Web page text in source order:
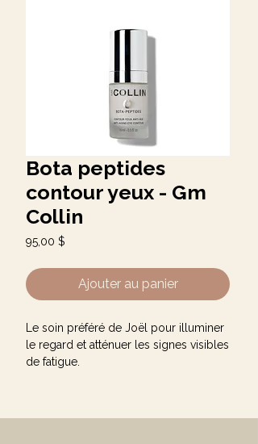
Bota peptides
contour yeux - Gm
Collin
95,00 $
Ajouter au panier
Le soin préféré de Joël pour illuminer
le regard et atténuer les signes visibles
de fatigue.